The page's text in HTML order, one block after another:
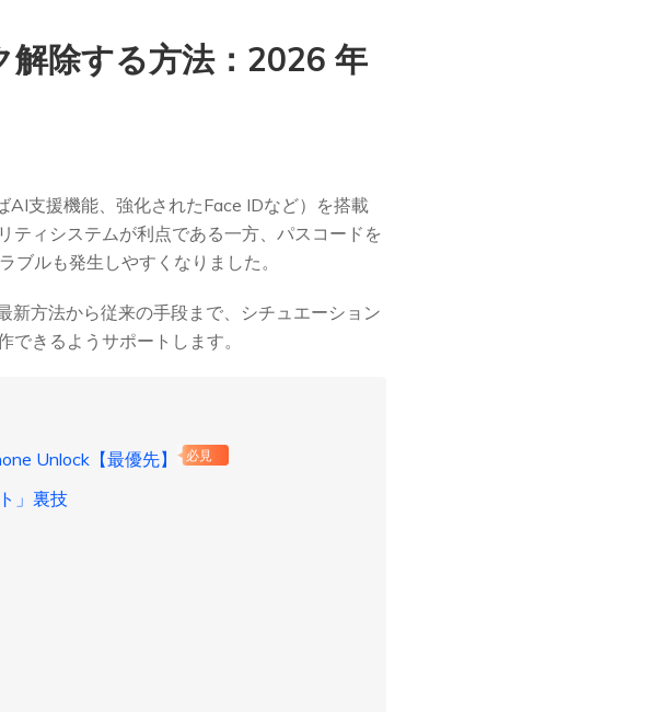
除する方法：2026 年
支援機能、強化されたFace IDなど）を搭載
ティシステムが利点である一方、パスコードを
ルも発生しやすくなりました。
新方法から従来の手段まで、シチュエーション
きるようサポートします。
Unlock【最優先】 必見
」裏技